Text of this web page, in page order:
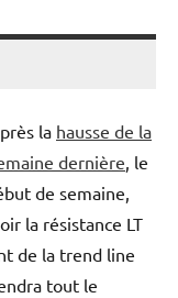
la hausse de la
dernière, le
de semaine,
la résistance LT
de la trend line
tout le